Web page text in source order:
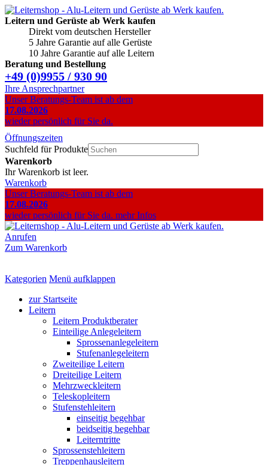
Leitern und Gerüste ab Werk kaufen
Direkt vom deutschen Hersteller
5 Jahre Garantie auf alle Gerüste
10 Jahre Garantie auf alle Leitern
Beratung und Bestellung
+49 (0)9955 / 930 90
Ihre Ansprechpartner
Unser Beratungs-Team ist ab dem
17.08.2026
wieder persönlich für Sie da.
Öffnungszeiten
Suchfeld für Produkte
Warenkorb
Ihr Warenkorb ist leer.
Warenkorb
Unser Beratungs-Team ist ab dem
17.08.2026
wieder persönlich für Sie da. mehr Infos
Anrufen
Zum Warenkorb
Kategorien Menü aufklappen
zur Startseite
Leitern
Leitern Produktberater
Einteilige Anlegeleitern
Sprossenanlegeleitern
Stufenanlegeleitern
Zweiteilige Leitern
Dreiteilige Leitern
Mehrzweckleitern
Teleskopleitern
Stufenstehleitern
einseitig begehbar
beidseitig begehbar
Leiterntritte
Sprossenstehleitern
Treppenhausleitern